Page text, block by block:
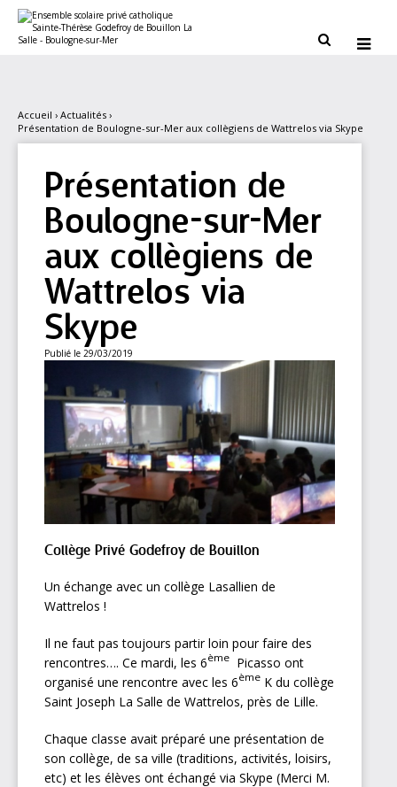
contenu.
personnels
 
Accueil › Actualités ›
Présentation de Boulogne-sur-Mer aux collègiens de Wattrelos via Skype
Présentation de
Boulogne-sur-Mer
aux collègiens de
Wattrelos via
Skype
Publié le 29/03/2019
Collège Privé Godefroy de Bouillon
Un échange avec un collège Lasallien de
Wattrelos !
Il ne faut pas toujours partir loin pour faire des
rencontres…. Ce mardi, les 6ème Picasso ont
organisé une rencontre avec les 6ème K du collège
Saint Joseph La Salle de Wattrelos, près de Lille.
Chaque classe avait préparé une présentation de
son collège, de sa ville (traditions, activités, loisirs,
etc) et les élèves ont échangé via Skype (Merci M.